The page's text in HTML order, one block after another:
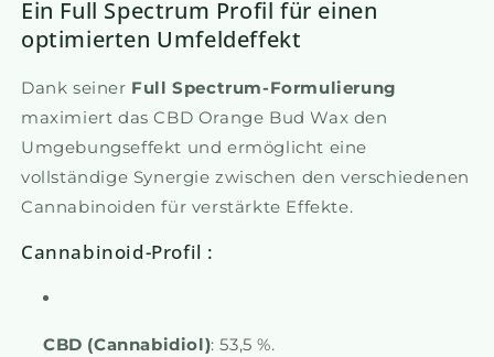
Ein Full Spectrum Profil für einen
optimierten Umfeldeffekt
Dank seiner Full Spectrum-Formulierung
maximiert das CBD Orange Bud Wax den
Umgebungseffekt und ermöglicht eine
vollständige Synergie zwischen den verschiedenen
Cannabinoiden für verstärkte Effekte.
Cannabinoid-Profil :
CBD (Cannabidiol): 53,5 %.